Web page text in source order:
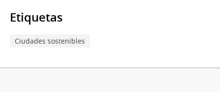
Etiquetas
Ciudades sostenibles